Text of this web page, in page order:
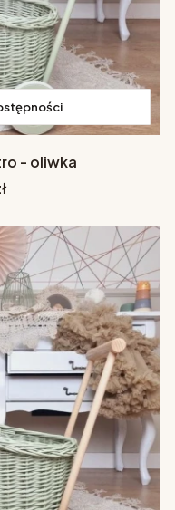
- oliwka